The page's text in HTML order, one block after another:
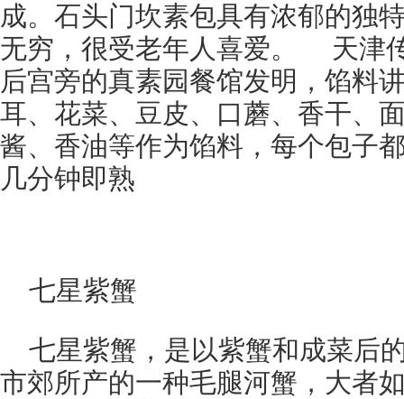
成。石头门坎素包具有浓郁的独
无穷，很受老年人喜爱。 天津
后宫旁的真素园餐馆发明，馅料
耳、花菜、豆皮、口蘑、香干、
酱、香油等作为馅料，每个包子
几分钟即熟
七星紫蟹
七星紫蟹，是以紫蟹和成菜后
市郊所产的一种毛腿河蟹，大者